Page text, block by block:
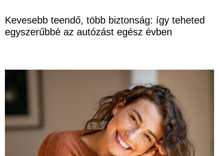
Kevesebb teendő, több biztonság: így teheted
egyszerűbbé az autózást egész évben